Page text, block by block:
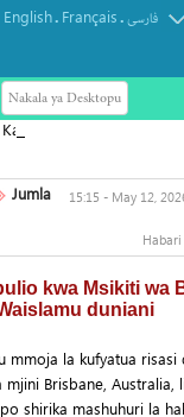
English. Français.فارسی
Nakala ya Desktopu
Kauli ya afisa wa Yemen
Uturuki na Pakistan
Jumla 15:15 - May 12,
Habari
kwa Msikiti wa
duniani
mmoja la kufyatua risasi
mjini Brisbane, Australia,
shirika mashuhuri la